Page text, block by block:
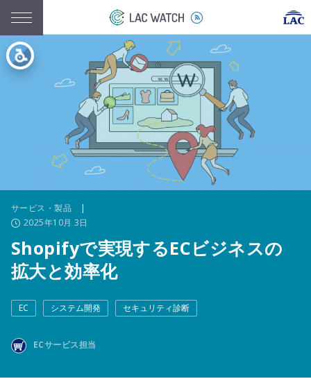
サービス・製品 |
2025年10月 3日
Shopifyで実現するECビジネスの
拡大と効率化
EC システム開発 セキュリティ診断
ECサービス担当